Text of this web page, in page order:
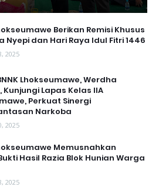
Berikan Remisi Khusus
Nyepi dan Hari Raya Idul Fitri 1446
2025
Lhokseumawe, Werdha
Kunjungi Lapas Kelas IIA
Perkuat Sinergi
Narkoba
2025
Memusnahkan
Hasil Razia Blok Hunian Warga
2025